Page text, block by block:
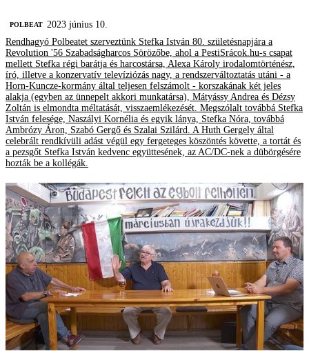
‎POLBEAT
2023 június 10.
Rendhagyó Polbeatet szerveztünk Stefka István 80. születésnapjára a
Revolution '56 Szabadságharcos Sörözőbe, ahol a PestiSrácok.hu-s csapat
mellett Stefka régi barátja és harcostársa, Alexa Károly irodalomtörténész,
író, illetve a konzervatív televíziózás nagy, a rendszerváltoztatás utáni - a
Horn-Kuncze-kormány által teljesen felszámolt - korszakának két jeles
alakja (egyben az ünnepelt akkori munkatársa), Mátyássy Andrea és Dézsy
Zoltán is elmondta méltatását, visszaemlékezését. Megszólalt továbbá Stefka
István felesége, Naszályi Kornélia és egyik lánya, Stefka Nóra, továbbá
Ambrózy Áron, Szabó Gergő és Szalai Szilárd. A Huth Gergely által
celebrált rendkívüli adást végül egy fergeteges köszöntés követte, a tortát és
a pezsgőt Stefka István kedvenc együttesének, az AC/DC-nek a dübörgésére
hozták be a kollégák.